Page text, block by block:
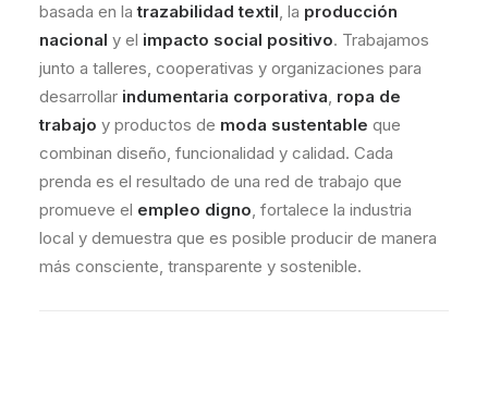
basada en latrazabilidad textil, la producción
nacional y el impacto social positivo. Trabajamos
junto a talleres, cooperativas y organizaciones para
desarrollar indumentaria corporativa, ropa de
trabajo y productos de moda sustentable que
combinan diseño, funcionalidad y calidad. Cada
prenda es el resultado de una red de trabajo que
promueve el empleo digno, fortalece la industria
local y demuestra que es posible producir de manera
más consciente, transparente y sostenible.